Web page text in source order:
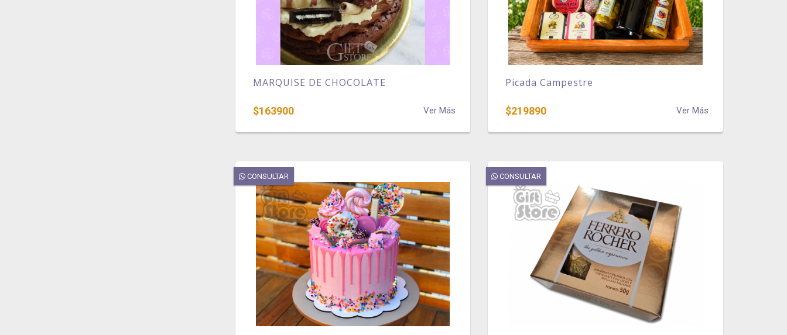
MARQUISE DE CHOCOLATE
$163900 Ver Más
Picada Campestre
$219890 Ver Más
CONSULTAR CONSULTAR